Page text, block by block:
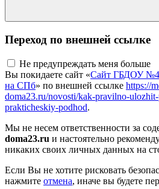
Переход по внешней ссылке
Не предупреждать меня больше
Вы покидаете сайт «Сайт ГБДОУ
на СПб» по внешней ссылке https://
doma23.ru/novosti/kak-pravilno-
prakticheskiy-podhod.
Мы не несем ответственности за
doma23.ru и настоятельно
никаких своих личных данных на
Если Вы не хотите рисковать
нажмите отмена, иначе вы будете